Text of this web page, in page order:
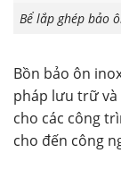
Bể lắp ghép bảo
Bồn bảo ôn
pháp lưu trữ
cho các công
cho đến công